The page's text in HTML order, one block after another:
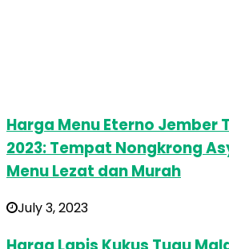
Harga Menu Eterno Jember
2023: Tempat Nongkrong
Menu Lezat dan Murah
July 3, 2023